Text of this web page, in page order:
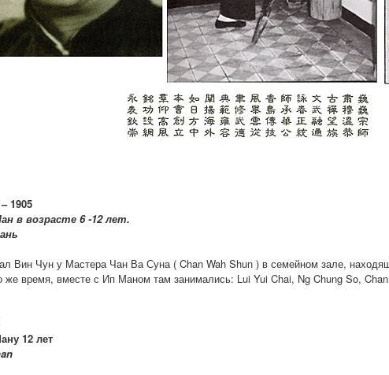
1905
в возрасте 6 -12 лет.
Вин Чун у Мастера Чан Ва Суна ( Chan Wah Shun ) в семейном зале,
же время, вместе с Ип Маном там занимались: Lui Yui Chai, Ng Chung So,
12 лет